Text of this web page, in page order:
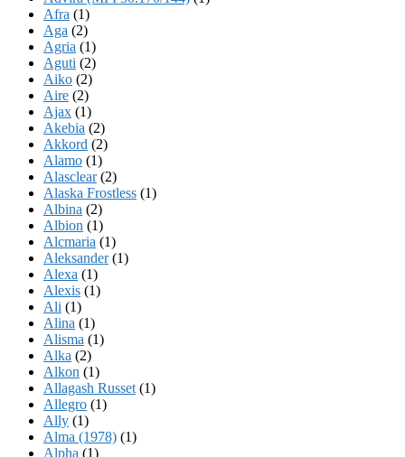
Afra (1)
Aga (2)
Agria (1)
Aguti (2)
Aiko (2)
Aire (2)
Ajax (1)
Akebia (2)
Akkord (2)
Alamo (1)
Alasclear(2)
Alaska Frostless (1)
Albina (2)
Albion (1)
Alcmaria (1)
Aleksander(1)
Alexa (1)
Alexis (1)
Ali (1)
Alina (1)
Alisma (1)
Alka (2)
Alkon (1)
Allagash Russet (1)
Allegro (1)
Ally (1)
Alma (1978) (1)
Alpha (1)